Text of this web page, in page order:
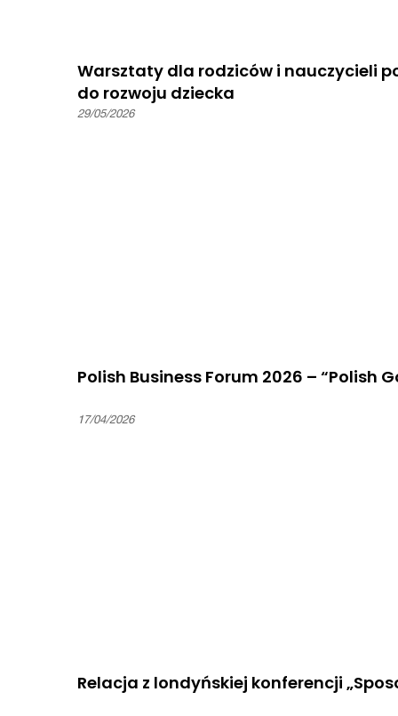
Warsztaty dla rodziców i nauczycieli
do rozwoju dziecka
29/05/2026
Polish Business Forum 2026 – “Polish
17/04/2026
Relacja z londyńskiej konferencji